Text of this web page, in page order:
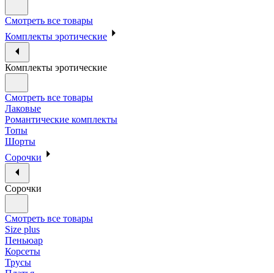
Смотреть все товары
Комплекты эротические
Комплекты эротические
Смотреть все товары
Лаковые
Романтические комплекты
Топы
Шорты
Сорочки
Сорочки
Смотреть все товары
Size plus
Пеньюар
Корсеты
Трусы